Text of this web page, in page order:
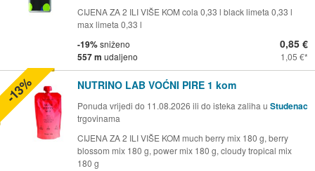
CIJENA ZA 2 ILI VIŠE KOM cola 0,33 l black limeta 0,33 l
max limeta 0,33 l
-19%sniženo
557 m udaljeno
0,85 €
1,05 €
NUTRINO LAB VOĆNI PIRE 1 kom
Ponuda vrijedi do 11.08.2026 ili do isteka zaliha u Studenac
trgovinama
CIJENA ZA 2 ILI VIŠE KOM much berry mix 180 g, berry
blossom mix 180 g, power mix 180 g, cloudy tropical mix
180 g
-13%